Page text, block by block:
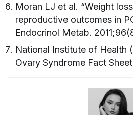
Moran LJ et al. “Weight
reproductive outcomes in
Endocrinol Metab.
National Institute of Health
Ovary Syndrome Fact